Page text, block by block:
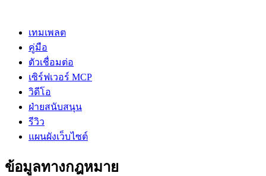
เทมเพลต
คู่มือ
ตัวเชื่อมต่อ
เซิร์ฟเวอร์ MCP
วิดีโอ
ฝ่ายสนับสนุน
รีวิว
แผนผังเว็บไซต์
ข้อมูลทางกฎหมาย